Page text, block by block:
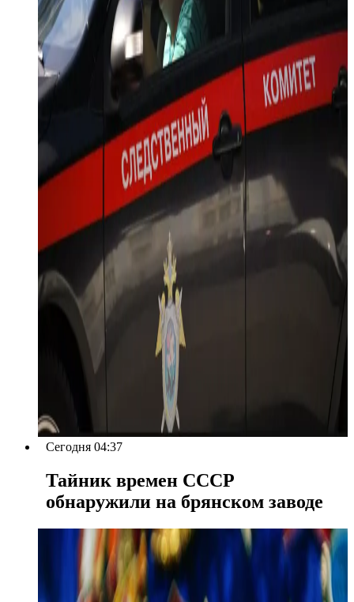
Сегодня 04:37
Тайник времен СССР
обнаружили на брянском заводе